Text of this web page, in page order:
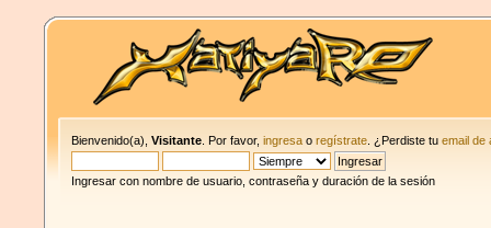
Bienvenido(a),Visitante . Por favor,ingresa oregístrate . ¿Perdiste tuemail de
Ingresar con nombre de usuario, contraseña y duración de la sesión